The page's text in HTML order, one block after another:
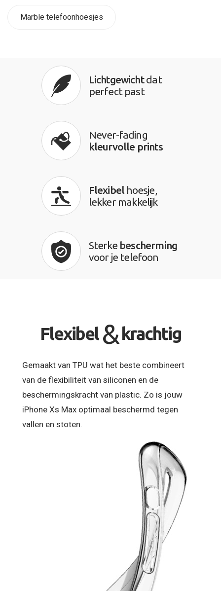
Marble telefoonhoesjes
Lichtgewichtdat
perfect past
Never-fading
kleurvolle prints
Flexibel hoesje,
lekker makkelijk
Sterke bescherming
voor je telefoon
Flexibel & krachtig
Gemaakt van TPU wat het beste combineert
van de flexibiliteit van siliconen en de
beschermingskracht van plastic. Zo is jouw
iPhone Xs Max optimaal beschermd tegen
vallen en stoten.